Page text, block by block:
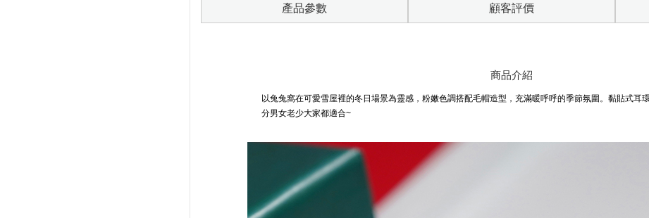
產品參數 顧客評價
商品介紹
以兔兔窩在可愛雪屋裡的冬日場景為靈感，粉嫩色調搭配毛帽造型，充滿暖呼呼的季節氛圍。黏貼式耳
分男女老少大家都適合~